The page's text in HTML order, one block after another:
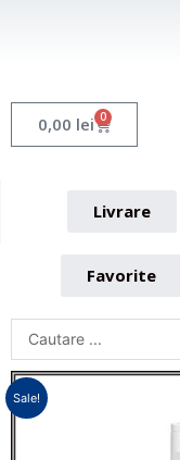
0,00 lei 0 Cart
Livrare
Favorite
Sale!